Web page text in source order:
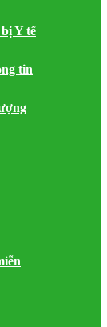
Y tế
tin